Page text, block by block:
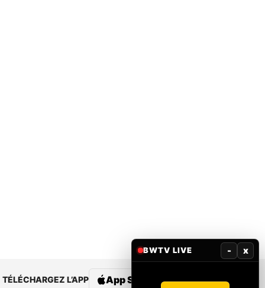
TÉLÉCHARGEZ L’APP App Store Google Play
BWTV LIVE - x